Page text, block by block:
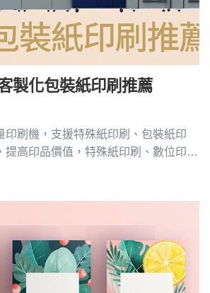
製化包裝紙印刷推薦
印刷機，支援特殊紙印刷、包裝紙印
提高印品價值，特殊紙印刷、數位印刷